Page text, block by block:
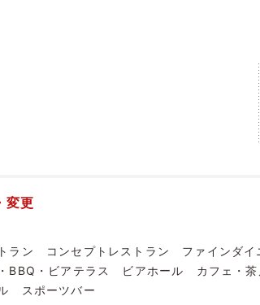
変更
ラン コンセプトレストラン ファインダイ
BBQ・ビアテラス
ビアホール カフェ・茶
スポーツバー